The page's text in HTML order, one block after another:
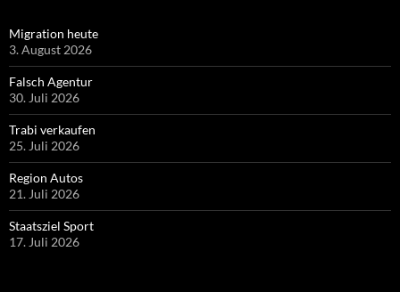
Migration heute
3. August 2026
Falsch Agentur
30. Juli 2026
Trabi verkaufen
25. Juli 2026
Region Autos
21. Juli 2026
Staatsziel Sport
17. Juli 2026